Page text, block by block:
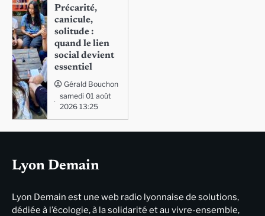
Précarité,
canicule,
solitude :
quand le lien
social devient
essentiel
Gérald Bouchon
samedi 01 août
2026 13:25
Lyon Demain
Lyon Demain est une web radio lyonnaise de solutions,
dédiée à l’écologie, à la solidarité et au vivre-ensemble,